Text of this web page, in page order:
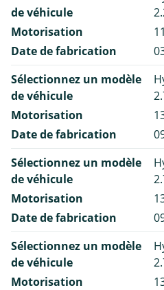
de véhicule
Motorisation
Date de fabrication
Sélectionnez un modèle
de véhicule
Motorisation
Date de fabrication
Sélectionnez un modèle
de véhicule
Motorisation
Date de fabrication
Sélectionnez un modèle
de véhicule
Motorisation